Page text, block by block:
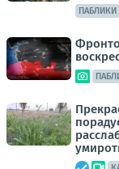
ПАБЛИКИ